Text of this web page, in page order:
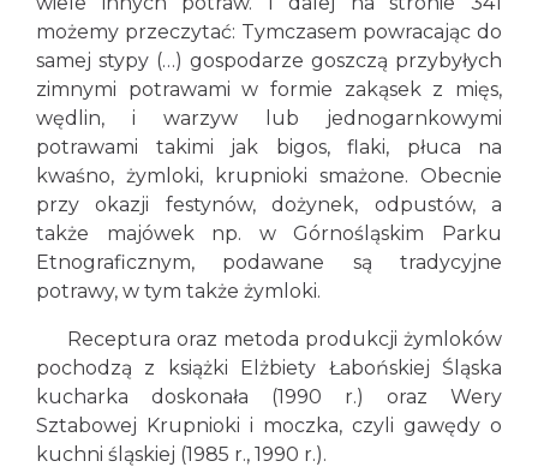
możemy przeczytać: Tymczasem powracając do
samej stypy (…) gospodarze goszczą przybyłych
zimnymi potrawami w formie zakąsek z mięs,
wędlin, i warzyw lub jednogarnkowymi
potrawami takimi jak bigos, flaki, płuca na
kwaśno, żymloki, krupnioki smażone. Obecnie
przy okazji festynów, dożynek, odpustów, a
także majówek np. w Górnośląskim Parku
Etnograficznym, podawane są tradycyjne
potrawy, w tym także żymloki.
Receptura oraz metoda produkcji żymloków
pochodzą z książki Elżbiety Łabońskiej Śląska
kucharka doskonała (1990 r.) oraz Wery
Sztabowej Krupnioki i moczka, czyli gawędy o
kuchni śląskiej (1985 r., 1990 r.).